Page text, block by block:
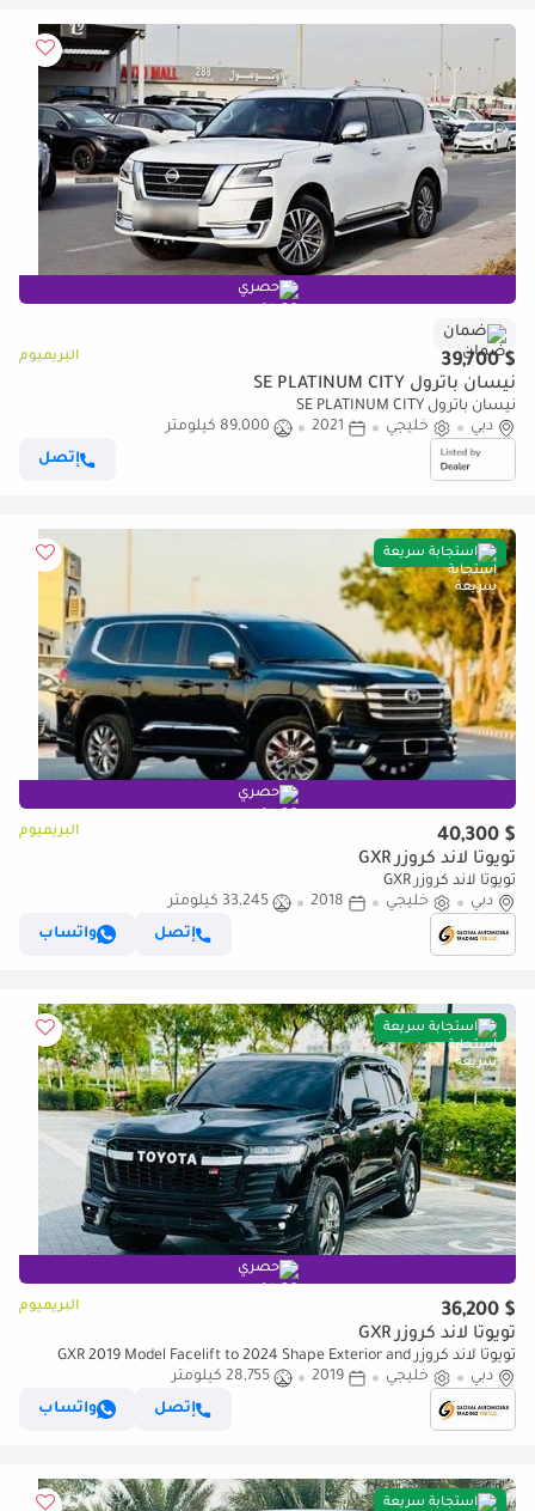
حصري
ضمان
$ 39,700 البريميوم
نيسان باترول SE PLATINUM CITY
نيسان باترول SE PLATINUM CITY
دبي
خليجي 2021
89,000 كيلومتر
إتصل
استجابة سريعة
حصري
$ 40,300 البريميوم
تويوتا لاند كروزر GXR
تويوتا لاند كروزر GXR
دبي
خليجي 2018
33,245 كيلومتر
إتصل
واتساب
استجابة سريعة
حصري
$ 36,200 البريميوم
تويوتا لاند كروزر GXR
تويوتا لاند كروزر GXR 2019 Model Facelift to 2024 Shape Exterior and
interior Both
دبي خليجي 2019
28,755 كيلومتر
إتصل
واتساب
استجابة سريعة